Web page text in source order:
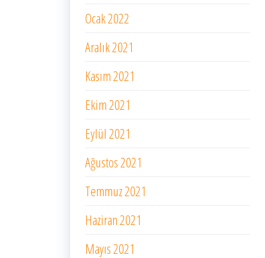
Ocak 2022
Aralık 2021
Kasım 2021
Ekim 2021
Eylül 2021
Ağustos 2021
Temmuz 2021
Haziran 2021
Mayıs 2021